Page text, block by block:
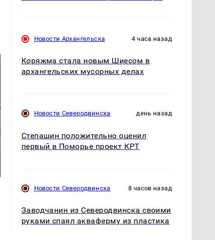
Как выглядит место
На Урале из казны
Новости Архангельска 4 часа назад
Коряжма стала новым Шиесом в
архангельских мусорных делах
Новости Северодвинска день назад
Степашин положительно оценил
первый в Поморье проект КРТ
Новости Северодвинска 8 часов назад
Заводчанин из Северодвинска своими
руками спаял акваферму из пластика